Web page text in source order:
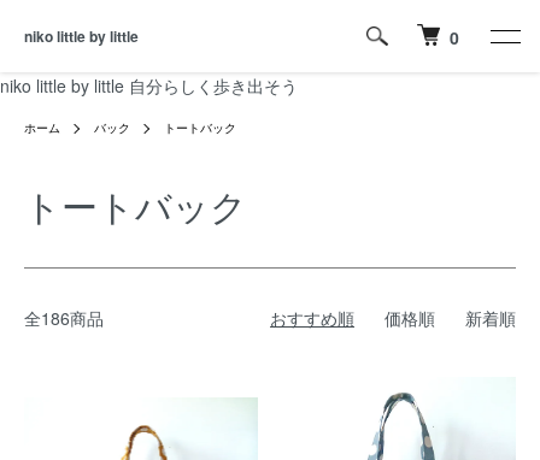
niko little by little 自分らしく歩き出そう
niko little by little 0
ホーム バック トートバック
トートバック
全186商品 おすすめ順 価格順 新着順